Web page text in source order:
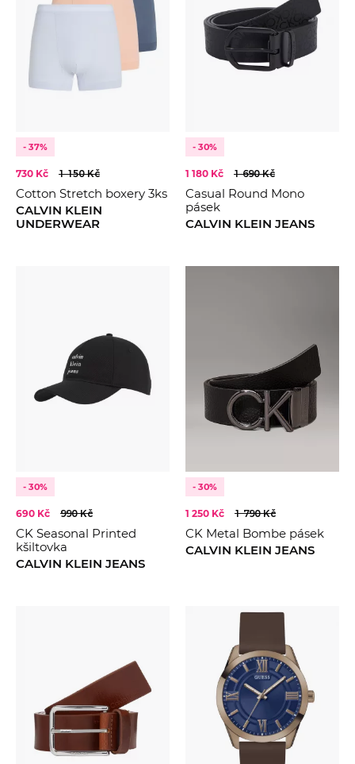
- 37%
730 Kč 1 150 Kč
Cotton Stretch boxery 3ks
CALVIN KLEIN
UNDERWEAR
- 30%
1 180 Kč 1 690 Kč
Casual Round Mono
pásek
CALVIN KLEIN JEANS
- 30%
690 Kč 990 Kč
CK Seasonal Printed
kšiltovka
CALVIN KLEIN JEANS
- 30%
1 250 Kč 1 790 Kč
CK Metal Bombe pásek
CALVIN KLEIN JEANS